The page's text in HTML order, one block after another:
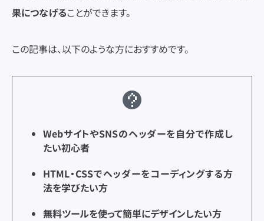
Web広告
Web広告
果につなげることができます。
この記事は、以下のような方におすすめです。
WebサイトやSNSのヘッダーを自分で作成し
たい初心者
HTML・CSSでヘッダーをコーディングする方
法を学びたい方
無料ツールを使って簡単にデザインしたい方